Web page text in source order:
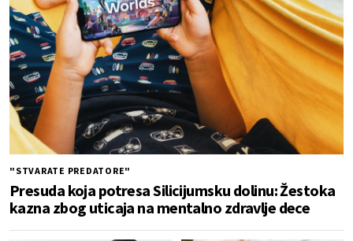
"STVARATE PREDATORE"
Presuda koja potresa Silicijumsku dolinu: Žestoka
kazna zbog uticaja na mentalno zdravlje dece